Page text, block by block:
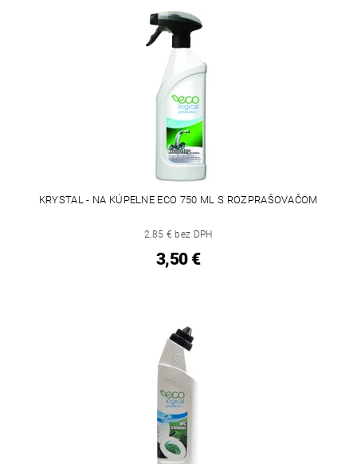
KRYSTAL - NA KÚPELNE ECO 750 ML S ROZPRAŠOVAČOM
2,85 € bez DPH
3,50 €